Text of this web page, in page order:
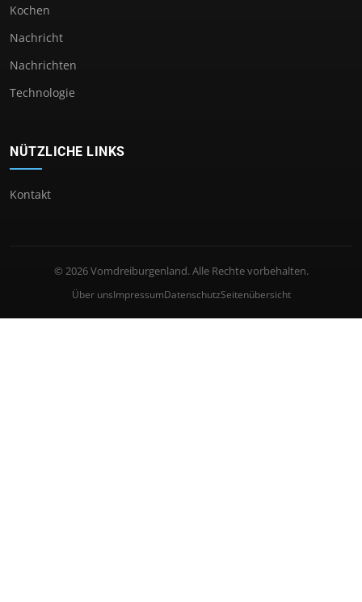
Kochen
Nachricht
Nachrichten
Technologie
NÜTZLICHE LINKS
Kontakt
© 2026 Vomdreiburgenland. Alle Rechte vorbehalten.
Über unsImpressumDatenschutzSeitenübersicht